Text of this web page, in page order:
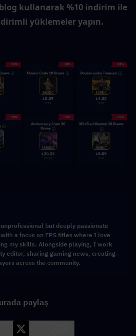
kullanarak %10 indirim ile
yüklemeler yapın.
but deeply passionate
a focus on FPS titles where I love
my skills. Alongside playing, I work
editor, sharing gaming news, creating
across the community.
paylaş